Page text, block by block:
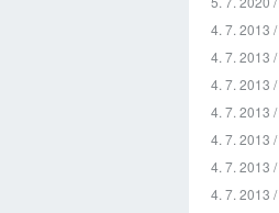
4. 7. 2013 /
4. 7. 2013 /
4. 7. 2013 /
4. 7. 2013 /
4. 7. 2013 /
4. 7. 2013 /
4. 7. 2013 /